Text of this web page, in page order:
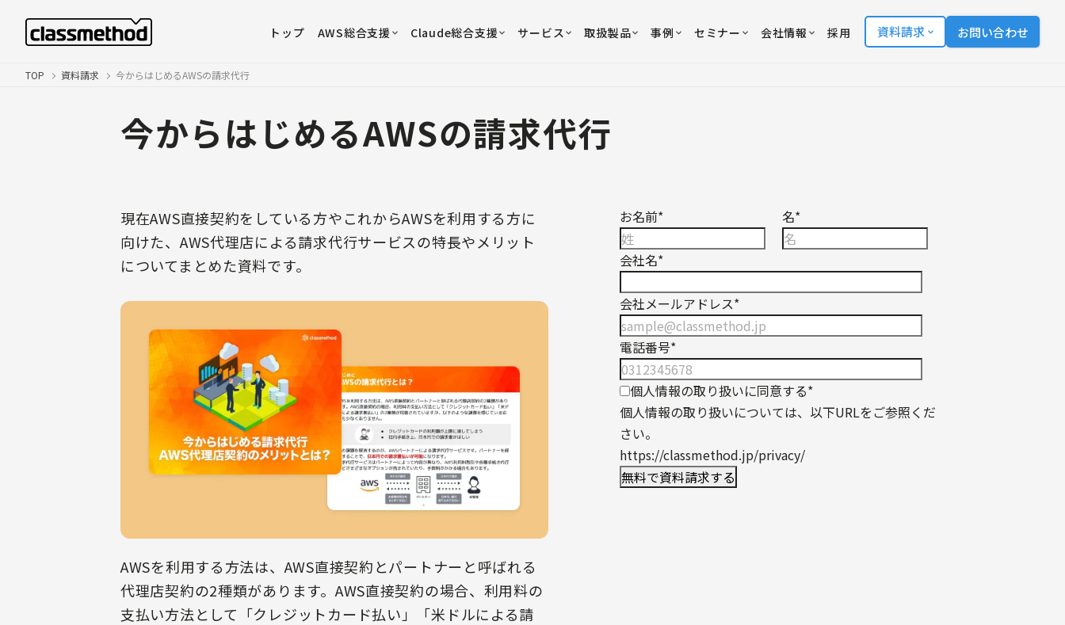
トップ AWS総合支援 Claude総合支援 サービス 取扱製品 事例 セミナー 会社情報 採用 資料請求 お問い合わせ
TOP 資料請求 今からはじめるAWSの請求代行
今からはじめるAWSの請求代行
現在AWS直接契約をしている方やこれからAWSを利用する方に
向けた、AWS代理店による請求代行サービスの特長やメリット
についてまとめた資料です。
AWSを利用する方法は、AWS直接契約とパートナーと呼ばれる
代理店契約の2種類があります。AWS直接契約の場合、利用料の
支払い方法として「クレジットカード払い」「米ドルによる請
お名前* 名*
会社名*
会社メールアドレス*
電話番号*
個人情報の取り扱いに同意する*
個人情報の取り扱いについては、以下URLをご参照くだ
さい。
https://classmethod.jp/privacy/